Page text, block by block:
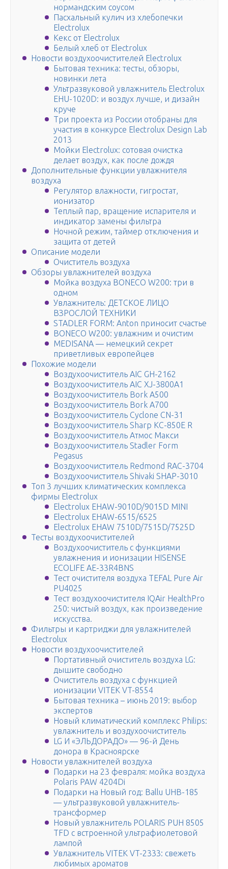
нормандским соусом
Пасхальный кулич из хлебопечки
Electrolux
Кекс от Electrolux
Белый хлеб от Electrolux
Новости воздухоочистителей Electrolux
Бытовая техника: тесты, обзоры,
новинки лета
Ультразвуковой увлажнитель Electrolux
EHU-1020D: и воздух лучше, и дизайн
круче
Три проекта из России отобраны для
участия в конкурсе Electrolux Design Lab
2013
Мойки Electrolux: сотовая очистка
делает воздух, как после дождя
Дополнительные функции увлажнителя
воздуха
Регулятор влажности, гигростат,
ионизатор
Теплый пар, вращение испарителя и
индикатор замены фильтра
Ночной режим, таймер отключения и
защита от детей
Описание модели
Очиститель воздуха
Обзоры увлажнителей воздуха
Мойка воздуха BONECO W200: три в
одном
Увлажнитель: ДЕТСКОЕ ЛИЦО
ВЗРОСЛОЙ ТЕХНИКИ
STADLER FORM: Anton приносит счастье
BONECO W200: увлажним и очистим
MEDISANA — немецкий секрет
приветливых европейцев
Похожие модели
Воздухоочиститель AIC GH-2162
Воздухоочиститель AIC XJ-3800A1
Воздухоочиститель Bork A500
Воздухоочиститель Bork A700
Воздухоочиститель Cyclone CN-31
Воздухоочиститель Sharp KC-850E R
Воздухоочиститель Атмос Макси
Воздухоочиститель Stadler Form
Pegasus
Воздухоочиститель Redmond RAC-3704
Воздухоочиститель Shivaki SHAP-3010
Топ 3 лучших климатических комплекса
фирмы Electrolux
Electrolux EHAW-9010D/9015D MINI
Electrolux EHAW-6515/6525
Electrolux EHAW 7510D/7515D/7525D
Тесты воздухоочистителей
Воздухоочиститель с функциями
увлажнения и ионизации HISENSE
ECOLIFE АЕ-33R4BNS
Тест очистителя воздуха TEFAL Pure Air
PU4025
Тест воздухоочистителя IQAir HealthPro
250: чистый воздух, как произведение
искусства.
Фильтры и картриджи для увлажнителей
Electrolux
Новости воздухоочистителей
Портативный очиститель воздуха LG:
дышите свободно
Очиститель воздуха с функцией
ионизации VITEK VT-8554
Бытовая техника – июнь 2019: выбор
экспертов
Новый климатический комплекс Philips:
увлажнитель и воздухоочиститель
LG И «ЭЛЬДОРАДО» — 96-й День
донора в Красноярске
Новости увлажнителей воздуха
Подарки на 23 февраля: мойка воздуха
Polaris PAW 4204Di
Подарки на Новый год: Ballu UHB-185
— ультразвуковой увлажнитель-
трансформер
Новый увлажнитель POLARIS PUH 8505
TFD с встроенной ультрафиолетовой
лампой
Увлажнитель VITEK VT-2333: свежеть
любимых ароматов